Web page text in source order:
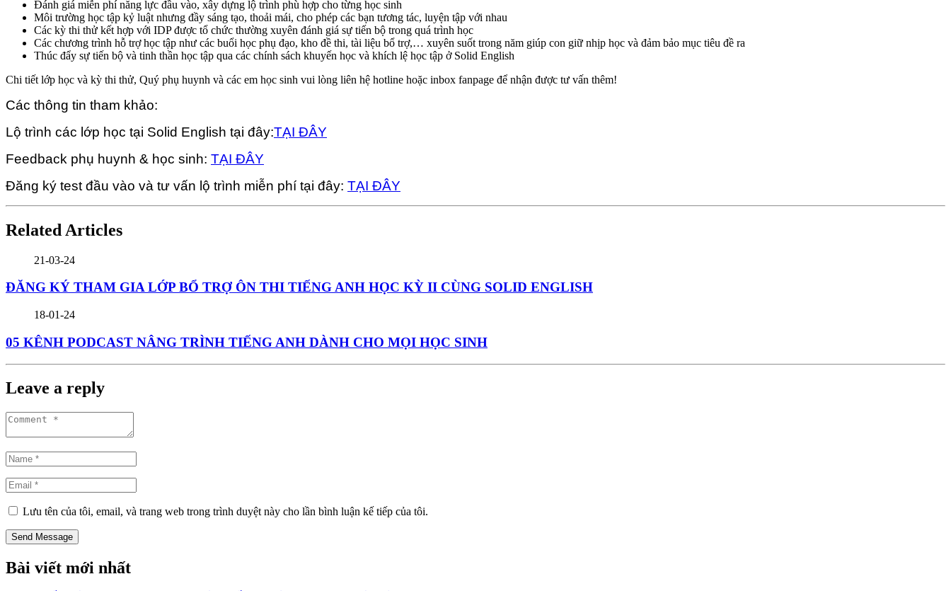
Đánh giá miễn phí năng lực đầu vào, xây dựng lộ trình phù hợp cho từng học sinh
Môi trường học tập kỷ luật nhưng đầy sáng tạo, thoải mái, cho phép các bạn tương tác, luyện tập với nhau
Các kỳ thi thử kết hợp với IDP được tổ chức thường xuyên đánh giá sự tiến bộ trong quá trình học
Các chương trình hỗ trợ học tập như các buổi học phụ đạo, kho đề thi, tài liệu bổ trợ,… xuyên suốt trong năm giúp con giữ nhịp học và đảm bảo mục tiêu đề ra
Thúc đẩy sự tiến bộ và tinh thần học tập qua các chính sách khuyến học và khích lệ học tập ở Solid English
Chi tiết lớp học và kỳ thi thử, Quý phụ huynh và các em học sinh vui lòng liên hệ hotline hoặc inbox fanpage để nhận được tư vấn thêm!
Các thông tin tham khảo:
Lộ trình các lớp học tại Solid English tại đây:TẠI ĐÂY
Feedback phụ huynh & học sinh: TẠI ĐÂY
Đăng ký test đầu vào và tư vấn lộ trình miễn phí tại đây: TẠI ĐÂY
Related Articles
21-03-24
ĐĂNG KÝ THAM GIA LỚP BỔ TRỢ ÔN THI TIẾNG ANH HỌC KỲ II CÙNG SOLID ENGLISH
18-01-24
05 KÊNH PODCAST NÂNG TRÌNH TIẾNG ANH DÀNH CHO MỌI HỌC SINH
Leave a reply
Lưu tên của tôi, email, và trang web trong trình duyệt này cho lần bình luận kế tiếp của tôi.
Bài viết mới nhất